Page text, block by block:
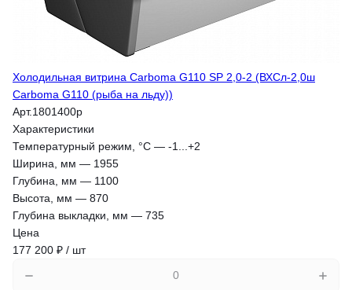
Холодильная витрина Carboma G110 SP 2,0-2 (ВХСл-2,0ш
Carboma G110 (рыба на льду))
Арт.1801400p
Характеристики
Температурный режим, °С — -1...+2
Ширина, мм — 1955
Глубина, мм — 1100
Высота, мм — 870
Глубина выкладки, мм — 735
Цена
177 200 ₽ / шт